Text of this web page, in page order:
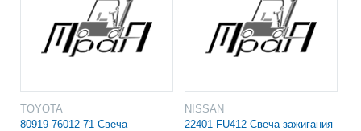
TOYOTA
80919-76012-71 Свеча
NISSAN
22401-FU412 Свеча зажигания